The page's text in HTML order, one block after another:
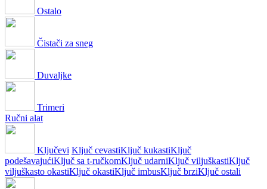
Ostalo
Čistači za sneg
Duvaljke
Trimeri
Ručni alat
Ključevi Ključ cevastiKljuč kukastiKljuč
podešavajućiKljuč sa t-ručkomKljuč udarniKljuč viljuškastiKljuč
viljuškasto okastiKljuč okastiKljuč imbusKljuč brziKljuč ostali